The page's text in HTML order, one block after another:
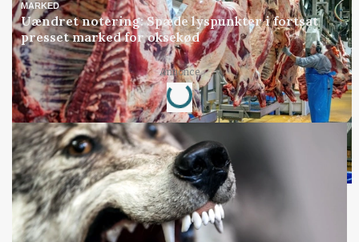
MARKED
Uændret notering: Spæde lyspunkter i fortsat
presset marked for oksekød
Annonce
Loading...